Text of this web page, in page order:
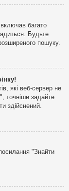
багато
Будьте
пошуку.
які веб-сервер не
точніше задайте
здійснений.
"Знайти